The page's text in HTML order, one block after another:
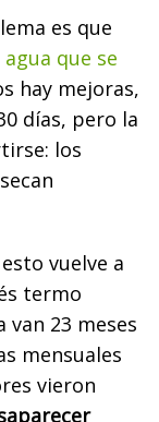
es que
que se
hay mejoras,
días, pero la
los
vuelve a
termo
van 23 meses
mensuales
vieron